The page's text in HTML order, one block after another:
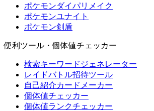
ポケモンダイパリメイク
ポケモンユナイト
ポケモン剣盾
便利ツール・個体値チェッカー
検索キーワードジェネレーター
レイドバトル招待ツール
自己紹介カードメーカー
個体値チェッカー
個体値ランクチェッカー